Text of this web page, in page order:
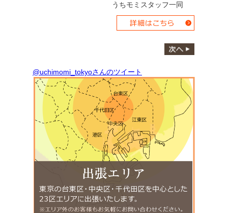
うちモミスタッフ一同
@uchimomi_tokyoさんのツイート